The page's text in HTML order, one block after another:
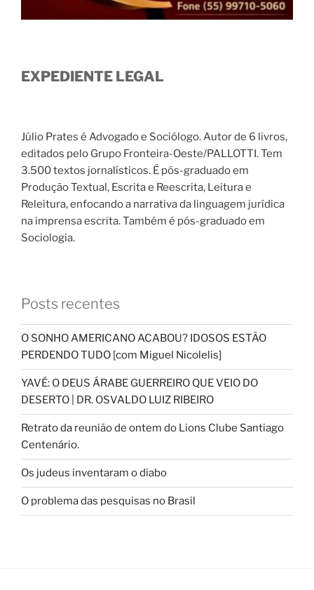
EXPEDIENTE LEGAL
Júlio Prates é Advogado e Sociólogo. Autor de 6 livros,
editados pelo Grupo Fronteira-Oeste/PALLOTTI. Tem
3.500 textos jornalísticos. É pós-graduado em
Produção Textual, Escrita e Reescrita, Leitura e
Releitura, enfocando a narrativa da linguagem jurídica
na imprensa escrita. Também é pós-graduado em
Sociologia.
Posts recentes
O SONHO AMERICANO ACABOU? IDOSOS ESTÃO
PERDENDO TUDO [com Miguel Nicolelis]
YAVÉ: O DEUS ÁRABE GUERREIRO QUE VEIO DO
DESERTO | DR. OSVALDO LUIZ RIBEIRO
Retrato da reunião de ontem do Lions Clube Santiago
Centenário.
Os judeus inventaram o diabo
O problema das pesquisas no Brasil